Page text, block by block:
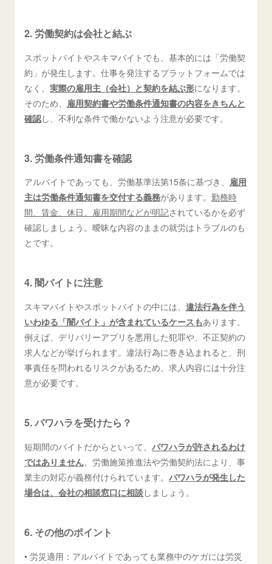
2. 労働契約は会社と結ぶ
スポットバイトやスキマバイトでも、基本的には「労働契
約」が発生します。仕事を発注するプラットフォームでは
なく、実際の雇用主（会社）と契約を結ぶ形になります。
そのため、 雇用契約書や労働条件通知書の内容をきちんと
確認し、不利な条件で働かないよう注意が必要です。
3. 労働条件通知書を確認
アルバイトであっても、労働基準法第15条に基づき、 雇用
主は労働条件通知書を交付する義務があります。勤務時
間、賃金、休日、雇用期間などが明記されているかを必ず
確認しましょう。曖昧な内容のままの就労はトラブルのも
とです。
4. 闇バイトに注意
スキマバイトやスポットバイトの中には、違法行為を伴う
いわゆる「闇バイト」が含まれているケースもあります。
例えば、デリバリーアプリを悪用した犯罪や、不正契約の
求人などが挙げられます。違法行為に巻き込まれると、刑
事責任を問われるリスクがあるため、求人内容には十分注
意が必要です。
5. パワハラを受けたら？
短期間のバイトだからといって、パワハラが許されるわけ
ではありません。労働施策推進法や労働契約法により、事
業主の対応が義務付けられています。パワハラが発生した
場合は、会社の相談窓口に相談しましょう。
6. その他のポイント
• 労災適用：アルバイトであっても業務中のケガには労災